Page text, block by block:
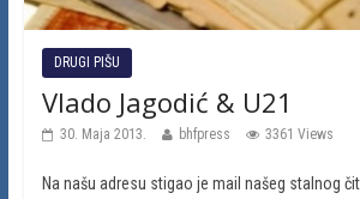
DRUGI PIŠU
Vlado Jagodić & U21
30. Maja 2013. bhfpress 3361 Views
Na našu adresu stigao je mail našeg stalnog